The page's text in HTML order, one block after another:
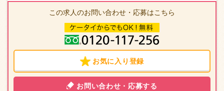
この求人のお問い合わせ・応募はこちら
お気に入り登録
お問い合わせ・応募する